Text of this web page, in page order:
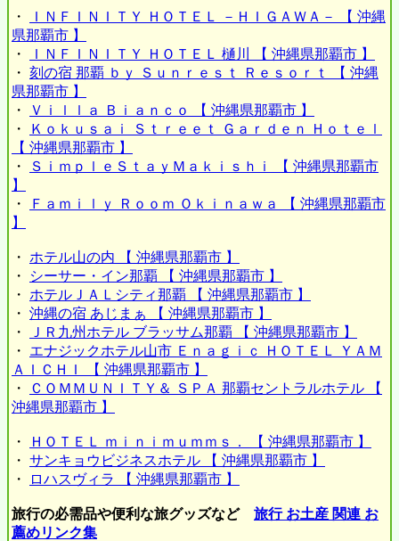
・
ＩＮＦＩＮＩＴＹ ＨＯＴＥＬ －ＨＩＧＡＷＡ－ 【 沖縄
県那覇市 】
・
ＩＮＦＩＮＩＴＹ ＨＯＴＥＬ 樋川 【 沖縄県那覇市 】
・ 刻の宿 那覇 ｂｙ Ｓｕｎｒｅｓｔ Ｒｅｓｏｒｔ 【 沖縄
県那覇市 】
・
Ｖｉｌｌａ Ｂｉａｎｃｏ 【 沖縄県那覇市 】
・
Ｋｏｋｕｓａｉ Ｓｔｒｅｅｔ Ｇａｒｄｅｎ Ｈｏｔｅｌ
【 沖縄県那覇市 】
・
ＳｉｍｐｌｅＳｔａｙＭａｋｉｓｈｉ 【 沖縄県那覇市
】
・
Ｆａｍｉｌｙ Ｒｏｏｍ Ｏｋｉｎａｗａ 【 沖縄県那覇市
】
・ ホテル山の内 【 沖縄県那覇市 】
・
シーサー・イン那覇 【 沖縄県那覇市 】
・ ホテルＪＡＬシティ那覇 【 沖縄県那覇市 】
・ 沖縄の宿 あじまぁ 【 沖縄県那覇市 】
・
ＪＲ九州ホテル ブラッサム那覇 【 沖縄県那覇市 】
・ エナジックホテル山市 Ｅｎａｇｉｃ ＨＯＴＥＬ ＹＡＭ
ＡＩＣＨＩ 【 沖縄県那覇市 】
・
ＣＯＭＭＵＮＩＴＹ＆ ＳＰＡ 那覇セントラルホテル 【
沖縄県那覇市 】
・
ＨＯＴＥＬ ｍｉｎｉｍｕｍｍｓ． 【 沖縄県那覇市 】
・ サンキョウビジネスホテル 【 沖縄県那覇市 】
・
ロハスヴィラ 【 沖縄県那覇市 】
旅行の必需品や便利な旅グッズなど 旅行 お土産 関連 お
薦めリンク集